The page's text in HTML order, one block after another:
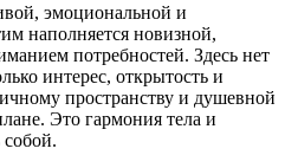
эмоциональной и
наполняется новизной,
потребностей. Здесь нет
интерес, открытость и
пространству и душевной
Это гармония тела и
собой.